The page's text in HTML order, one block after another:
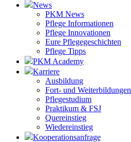
News
PKM News
Pflege Informationen
Pflege Innovationen
Eure Pflegegeschichten
Pflege Tipps
PKM Academy
Karriere
Ausbildung
Fort- und Weiterbildungen
Pflegestudium
Praktikum & FSJ
Quereinstieg
Wiedereinstieg
Kooperationsanfrage